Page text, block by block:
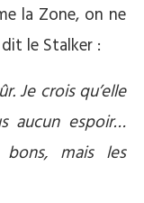
la Zone, on ne
le Stalker :
Je crois qu’elle
aucun espoir…
mais les